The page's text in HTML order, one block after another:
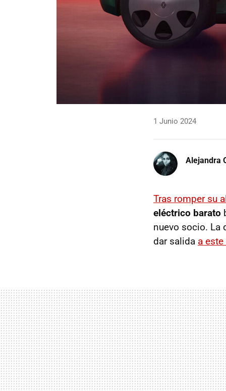
1 Junio 2024
Alejandra
Tras romper su
eléctrico barato
nuevo socio. La
dar salida a